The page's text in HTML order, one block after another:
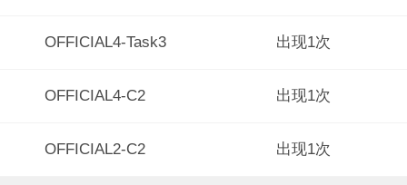
OFFICIAL4-Task3 出现1次
OFFICIAL4-C2 出现1次
OFFICIAL2-C2 出现1次